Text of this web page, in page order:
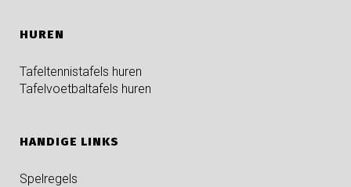
HUREN
Tafeltennistafels huren
Tafelvoetbaltafels huren
HANDIGE LINKS
Spelregels